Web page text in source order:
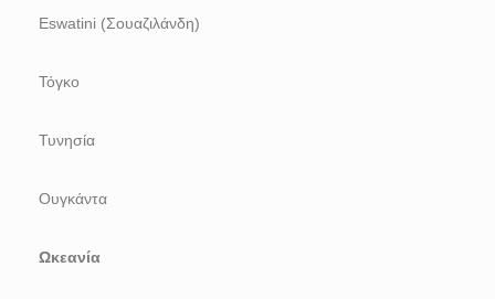
Eswatini (Σουαζιλάνδη)
Τόγκο
Τυνησία
Ουγκάντα
Ωκεανία